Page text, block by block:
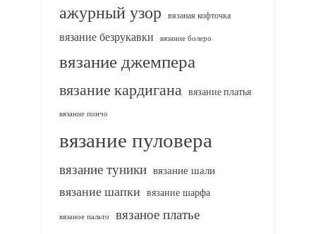
ажурный узор вязаная кофточка
вязание безрукавки вязание болеро
вязание джемпера
вязание кардигана вязание платья
вязание пончо
вязание пуловера
вязание туники вязание шали
вязание шапки вязание шарфа
вязаное пальто вязаное платье